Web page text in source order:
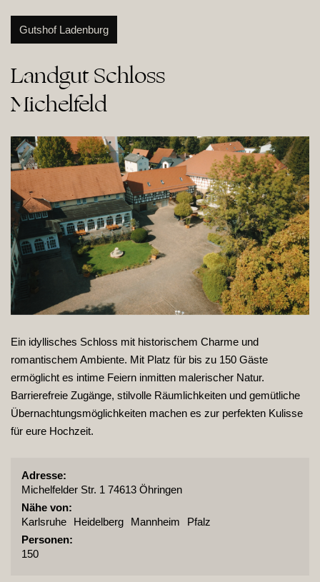
Gutshof Ladenburg
Landgut Schloss
Michelfeld
Ein idyllisches Schloss mit historischem Charme und
romantischem Ambiente. Mit Platz für bis zu 150 Gäste
ermöglicht es intime Feiern inmitten malerischer Natur.
Barrierefreie Zugänge, stilvolle Räumlichkeiten und gemütliche
Übernachtungsmöglichkeiten machen es zur perfekten Kulisse
für eure Hochzeit.
Adresse:
Michelfelder Str. 1 74613 Öhringen
Nähe von:
Karlsruhe
Heidelberg Mannheim
Pfalz
Personen:
150